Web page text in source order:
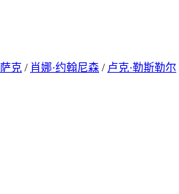
克 / 肖娜·约翰尼森 / 卢克·勒斯勒尔